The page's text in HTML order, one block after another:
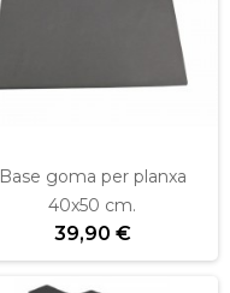
Base goma per planxa
40x50 cm.
39,90 €